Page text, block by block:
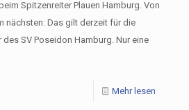
Spitzenreiter Plauen Hamburg. Von
nächsten: Das gilt derzeit für die
SV Poseidon Hamburg. Nur eine
Mehr lesen